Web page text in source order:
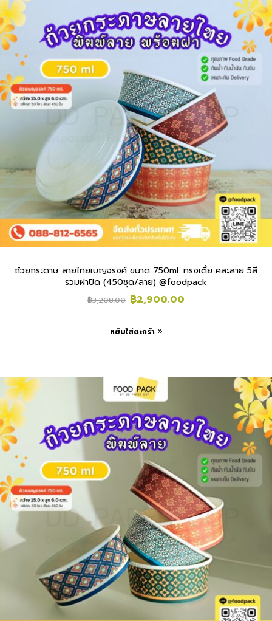
ถ้วยกระดาษ ลายไทยเบญจรงค์ ขนาด 750ml. ทรงเตี้ย คละลาย 5สี
รวมฝาปิด (450ชุด/ลาย) @foodpack
฿3,208.00 ฿2,900.00
หยิบใส่ตะกร้า